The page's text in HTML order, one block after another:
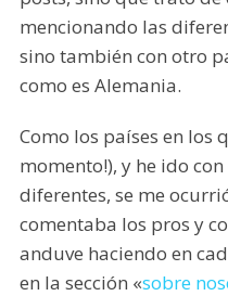
mencionando las
sino también con otro
como es Alemania.
Como los países en los
momento!), y he ido
diferentes, se me
comentaba los pros y
anduve haciendo en
en la sección «sobre